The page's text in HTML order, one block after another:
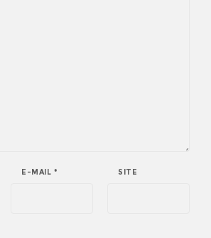
E-MAIL* SITE